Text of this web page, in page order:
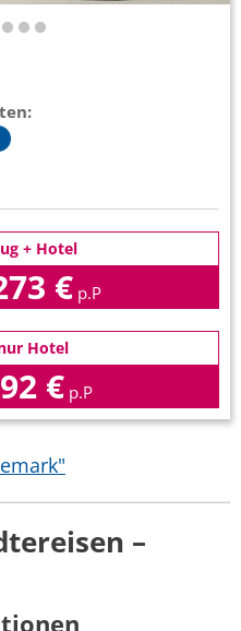
+ Hotel
€ p.P
Hotel
92 € p.P
–